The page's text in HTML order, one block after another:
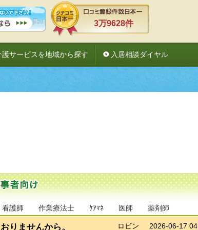
3万9628件
護サービスを地域から探す 入居相談ダイヤル
看護師 作業療法士 ｹｱﾏﾈ 医師 薬剤師
りませんから。 ロビン 2026-06-17